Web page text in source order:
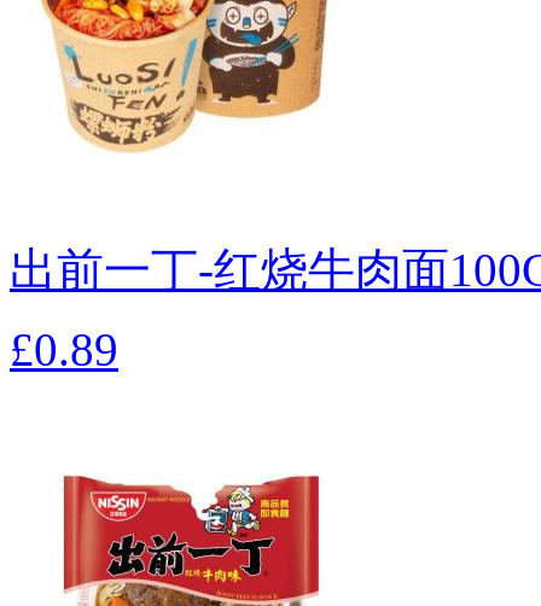
出前一丁-红烧牛肉面
£0.89